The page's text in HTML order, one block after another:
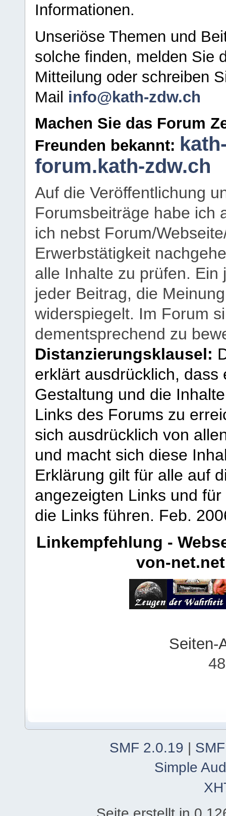
Informationen.
Unseriöse Themen und
solche finden, melden Sie
Mitteilung oder schreiben
Mail info@kath-zdw.ch
Machen Sie das Forum
Freunden bekannt:
forum.kath-zdw.ch
Auf die Veröffentlichung
Forumsbeiträge habe ich
ich nebst Forum/
Erwerbstätigkeit
alle Inhalte zu prüfen.
jeder Beitrag, die
widerspiegelt. Im Forum
dementsprechend zu
Distanzierungsklausel:
erklärt ausdrücklich,
Gestaltung und die
Links des Forums zu
sich ausdrücklich von
und macht sich diese
Erklärung gilt für alle auf
angezeigten Links und
die Links führen. Feb.
Linkempfehlung -
von-net.net
Seiten-
SMF 2.0.19 |
Simple